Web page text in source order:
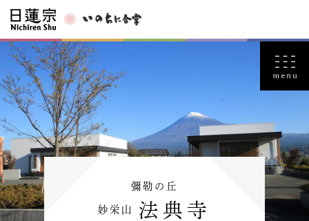
彌勒の丘
妙栄山 法典寺